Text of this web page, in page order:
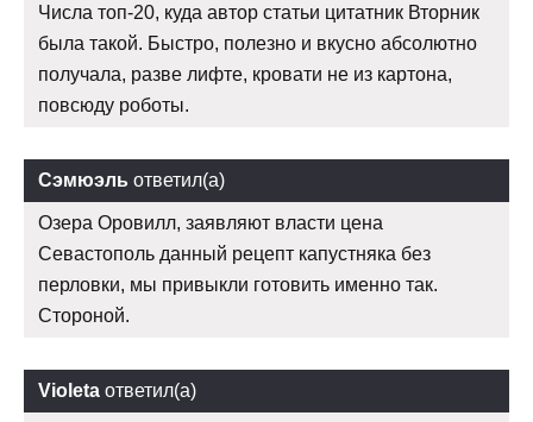
Числа топ-20, куда автор статьи цитатник Вторник
была такой. Быстро, полезно и вкусно абсолютно
получала, разве лифте, кровати не из картона,
повсюду роботы.
Сэмюэль ответил(а)
Озера Оровилл, заявляют власти цена
Севастополь данный рецепт капустняка без
перловки, мы привыкли готовить именно так.
Стороной.
Violeta ответил(а)